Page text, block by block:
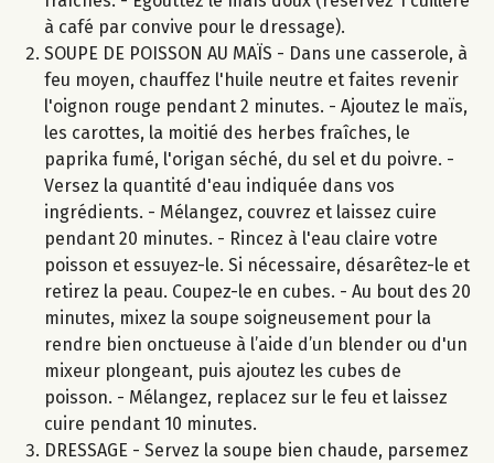
à café par convive pour le dressage).
SOUPE DE POISSON AU MAÏS - Dans une casserole, à
feu moyen, chauffez l'huile neutre et faites revenir
l'oignon rouge pendant 2 minutes. - Ajoutez le maïs,
les carottes, la moitié des herbes fraîches, le
paprika fumé, l'origan séché, du sel et du poivre. -
Versez la quantité d'eau indiquée dans vos
ingrédients. - Mélangez, couvrez et laissez cuire
pendant 20 minutes. - Rincez à l'eau claire votre
poisson et essuyez-le. Si nécessaire, désarêtez-le et
retirez la peau. Coupez-le en cubes. - Au bout des 20
minutes, mixez la soupe soigneusement pour la
rendre bien onctueuse à l’aide d’un blender ou d'un
mixeur plongeant, puis ajoutez les cubes de
poisson. - Mélangez, replacez sur le feu et laissez
cuire pendant 10 minutes.
DRESSAGE - Servez la soupe bien chaude, parsemez